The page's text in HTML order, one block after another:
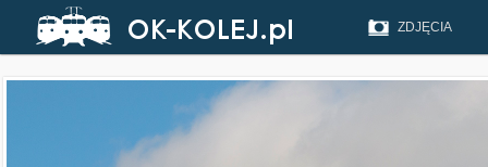
ZDJĘCIA